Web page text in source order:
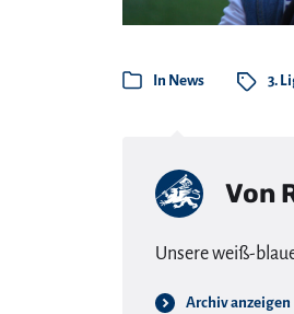
In News 3.
Von
Unsere weiß-
Archiv anzeigen